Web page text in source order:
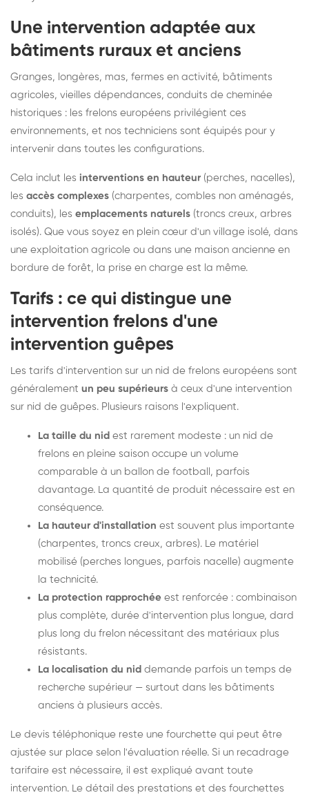
Une intervention adaptée aux
bâtiments ruraux et anciens
Granges, longères, mas, fermes en activité, bâtiments
agricoles, vieilles dépendances, conduits de cheminée
historiques : les frelons européens privilégient ces
environnements, et nos techniciens sont équipés pour y
intervenir dans toutes les configurations.
Cela inclut les interventions en hauteur (perches, nacelles),
les accès complexes (charpentes, combles non aménagés,
conduits), les emplacements naturels (troncs creux, arbres
isolés). Que vous soyez en plein cœur d'un village isolé, dans
une exploitation agricole ou dans une maison ancienne en
bordure de forêt, la prise en charge est la même.
Tarifs : ce qui distingue une
intervention frelons d'une
intervention guêpes
Les tarifs d'intervention sur un nid de frelons européens sont
généralement un peu supérieurs à ceux d'une intervention
sur nid de guêpes. Plusieurs raisons l'expliquent.
La taille du nid est rarement modeste : un nid de
frelons en pleine saison occupe un volume
comparable à un ballon de football, parfois
davantage. La quantité de produit nécessaire est en
conséquence.
La hauteur d'installation est souvent plus importante
(charpentes, troncs creux, arbres). Le matériel
mobilisé (perches longues, parfois nacelle) augmente
la technicité.
La protection rapprochée est renforcée : combinaison
plus complète, durée d'intervention plus longue, dard
plus long du frelon nécessitant des matériaux plus
résistants.
La localisation du nid demande parfois un temps de
recherche supérieur — surtout dans les bâtiments
anciens à plusieurs accès.
Le devis téléphonique reste une fourchette qui peut être
ajustée sur place selon l'évaluation réelle. Si un recadrage
tarifaire est nécessaire, il est expliqué avant toute
intervention. Le détail des prestations et des fourchettes